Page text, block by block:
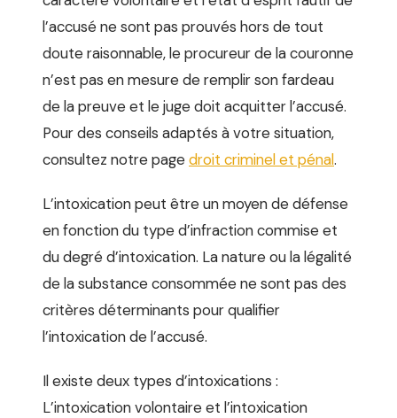
l’accusé ne sont pas prouvés hors de tout
doute raisonnable, le procureur de la couronne
n’est pas en mesure de remplir son fardeau
de la preuve et le juge doit acquitter l’accusé.
Pour des conseils adaptés à votre situation,
consultez notre pagedroit criminel et pénal.
L’intoxication peut être un moyen de défense
en fonction du type d’infraction commise et
du degré d’intoxication. La nature ou la légalité
de la substance consommée ne sont pas des
critères déterminants pour qualifier
l’intoxication de l’accusé.
Il existe deux types d’intoxications :
L’intoxication volontaire et l’intoxication